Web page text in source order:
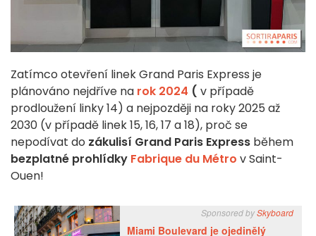
Zatímco otevření linek Grand Paris Express je
plánováno nejdříve na rok 2024 ( v případě
prodloužení linky 14) a nejpozději na roky 2025 až
2030 (v případě linek 15, 16, 17 a 18), proč se
nepodívat do zákulisí Grand Paris Express během
bezplatné prohlídky Fabrique du Métro v Saint-
Ouen!